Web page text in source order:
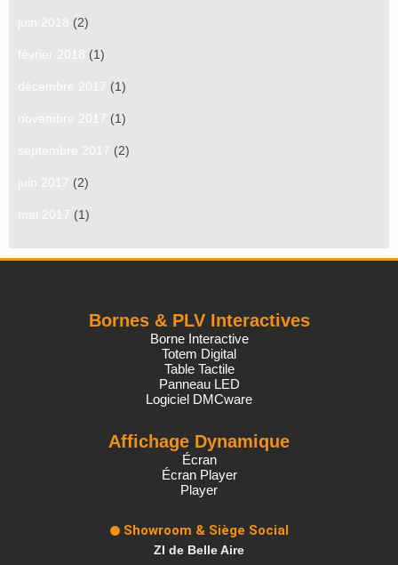
juin 2018 (2)
février 2018 (1)
décembre 2017 (1)
novembre 2017 (1)
septembre 2017 (2)
juin 2017 (2)
mai 2017 (1)
Bornes & PLV Interactives
Borne Interactive
Totem Digital
Table Tactile
Panneau LED
Logiciel DMCware
Affichage Dynamique
Écran
Écran Player
Player
Showroom & Siège Social
ZI de Belle Aire